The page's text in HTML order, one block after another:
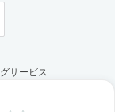
サービス